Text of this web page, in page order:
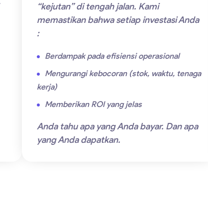
“kejutan” di tengah jalan. Kami
memastikan bahwa setiap investasi Anda
:
Berdampak pada efisiensi operasional
Mengurangi kebocoran (stok, waktu, tenaga
kerja)
Memberikan ROI yang jelas
Anda tahu apa yang Anda bayar. Dan apa
yang Anda dapatkan.